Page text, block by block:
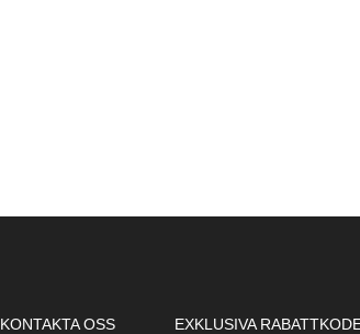
KONTAKTA OSS EXKLUSIVA